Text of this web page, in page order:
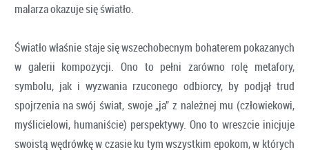
malarza okazuje się światło.
Światło właśnie staje się wszechobecnym bohaterem pokazanych
w galerii kompozycji. Ono to pełni zarówno rolę metafory,
symbolu, jak i wyzwania rzuconego odbiorcy, by podjął trud
spojrzenia na swój świat, swoje „ja” z należnej mu (człowiekowi,
myślicielowi, humaniście) perspektywy. Ono to wreszcie inicjuje
swoistą wędrówkę w czasie ku tym wszystkim epokom, w których